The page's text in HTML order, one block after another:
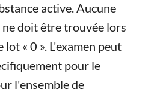
active. Aucune
doit être trouvée lors
lot « 0 ». L'examen peut
pour le
l'ensemble de